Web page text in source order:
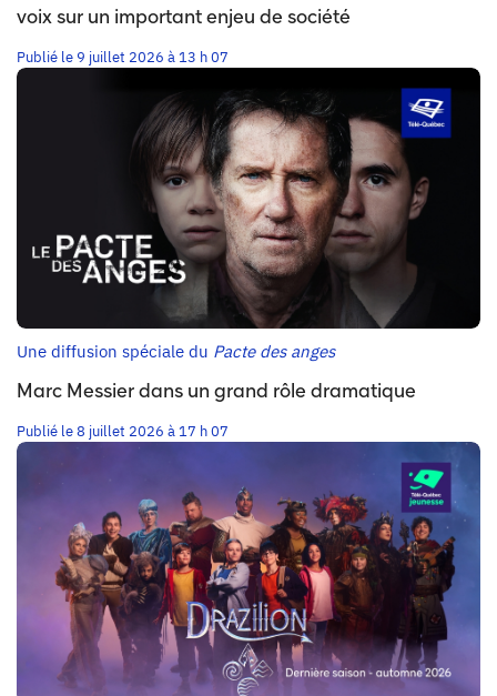
voix sur un important enjeu de société
Publié le 9 juillet 2026 à 13 h 07
Une diffusion spéciale du Pacte des anges
Marc Messier dans un grand rôle dramatique
Publié le 8 juillet 2026 à 17 h 07